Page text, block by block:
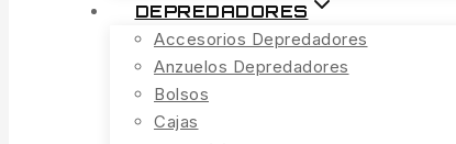
DEPREDADORES
Accesorios Depredadores
Anzuelos Depredadores
Bolsos
Cajas